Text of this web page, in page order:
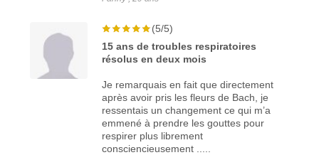
(5/5)
15 ans de troubles respiratoires
résolus en deux mois
Je remarquais en fait que directement
après avoir pris les fleurs de Bach, je
ressentais un changement ce qui m’a
emmené à prendre les gouttes pour
respirer plus librement
consciencieusement .....